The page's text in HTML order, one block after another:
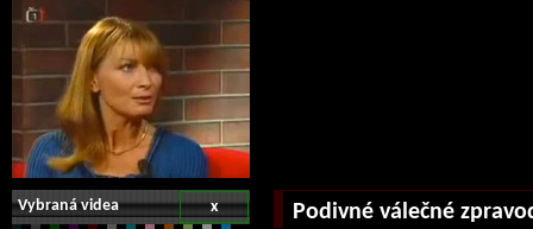
x
Vybraná videa Podivné válečné